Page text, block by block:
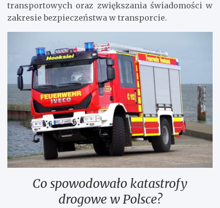
transportowych oraz zwiększania świadomości w
zakresie bezpieczeństwa w transporcie.
Co spowodowało katastrofy
drogowe w Polsce?